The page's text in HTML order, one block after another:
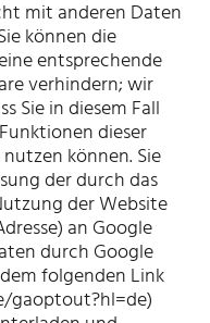
mit anderen Daten
können die
entsprechende
verhindern; wir
Sie in diesem Fall
dieser
können. Sie
der durch das
der Website
an Google
durch Google
folgenden Link
gaoptout?hl=de)